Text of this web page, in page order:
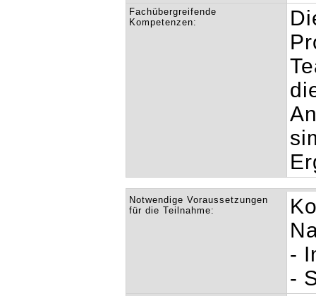
Fachübergreifende
Kompetenzen:
Notwendige Voraussetzungen
für die Teilnahme:
-
-